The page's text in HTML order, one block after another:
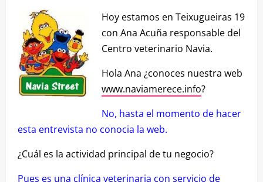
Hoy estamos en Teixugueiras 19
con Ana Acuña responsable del
Centro veterinario Navia.
Hola Ana ¿conoces nuestra web
www.naviamerece.info?
No, hasta el momento de hacer
esta entrevista no conocia la web.
¿Cuál es la actividad principal de tu negocio?
Pues es una clínica veterinaria con servicio de